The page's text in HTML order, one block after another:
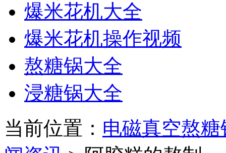
爆米花机大全
爆米花机操作视频
熬糖锅大全
浸糖锅大全
当前位置： 电磁真空熬